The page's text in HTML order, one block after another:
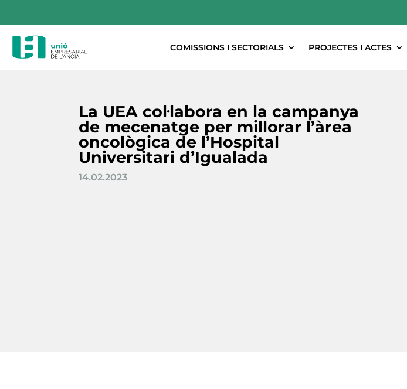
COMISSIONS I SECTORIALS PROJECTES I ACTES
La UEA col·labora en la campanya
de mecenatge per millorar l’àrea
oncològica de l’Hospital
Universitari d’Igualada
14.02.2023